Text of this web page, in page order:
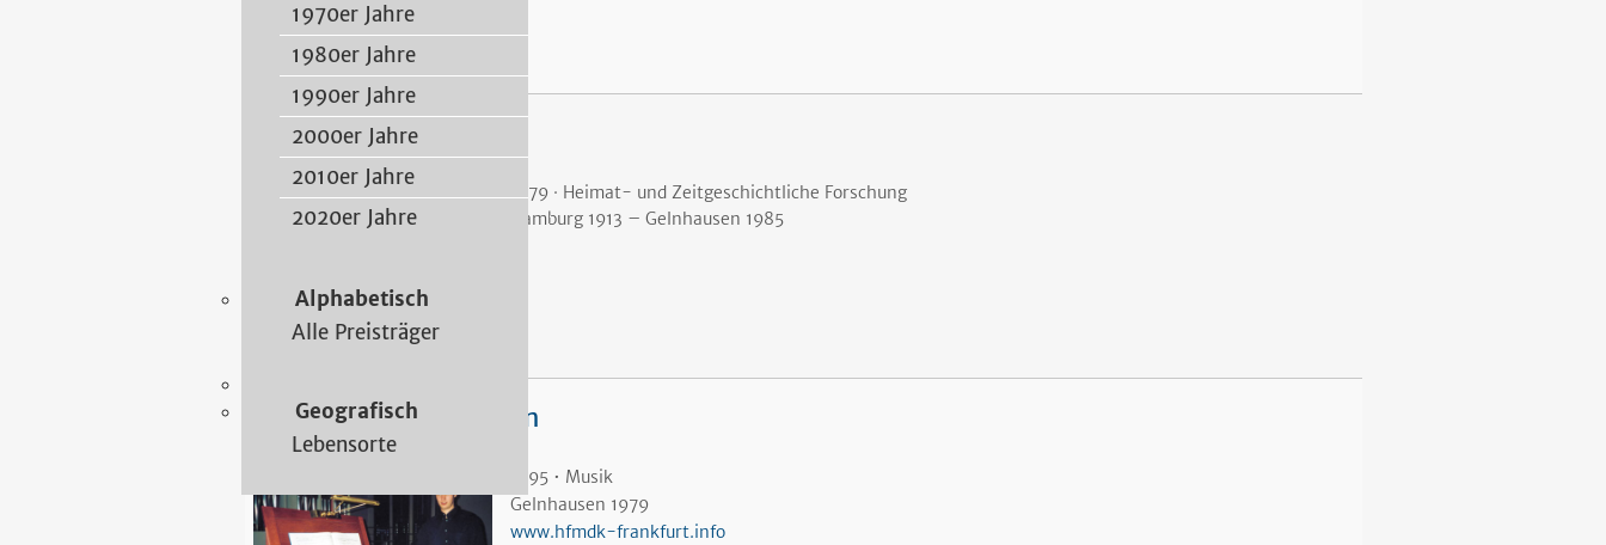
1970er Jahre
1980er Jahre
1990er Jahre
2000er Jahre
2010er Jahre
2020er Jahre
Alphabetisch
Alle Preisträger
Geografisch
Lebensorte
Mende, Gerd
1979 · Heimat- und Zeitgeschichtliche Forschung
Hamburg 1913 – Gelnhausen 1985
Viegelahn, Prof. Stefan
1995 • Musik
Gelnhausen 1979
www.hfmdk-frankfurt.info